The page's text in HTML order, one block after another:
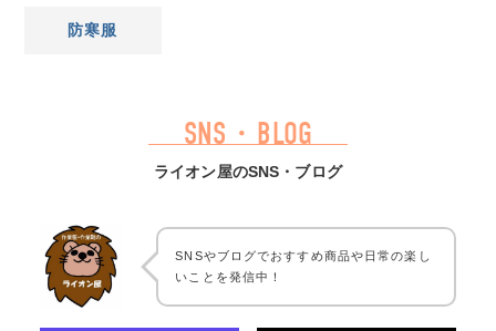
防寒服
SNS・BLOG
ライオン屋のSNS・ブログ
SNSやブログでおすすめ商品や日常の楽し
いことを発信中！